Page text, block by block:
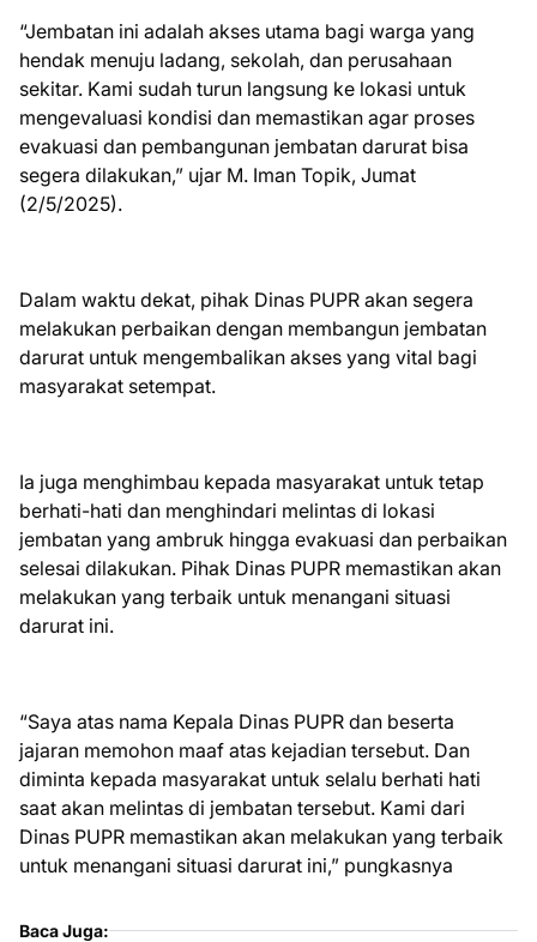
“Jembatan ini adalah akses utama bagi warga yang
hendak menuju ladang, sekolah, dan perusahaan
sekitar. Kami sudah turun langsung ke lokasi untuk
mengevaluasi kondisi dan memastikan agar proses
evakuasi dan pembangunan jembatan darurat bisa
segera dilakukan,” ujar M. Iman Topik, Jumat
(2/5/2025).
Dalam waktu dekat, pihak Dinas PUPR akan segera
melakukan perbaikan dengan membangun jembatan
darurat untuk mengembalikan akses yang vital bagi
masyarakat setempat.
Ia juga menghimbau kepada masyarakat untuk tetap
berhati-hati dan menghindari melintas di lokasi
jembatan yang ambruk hingga evakuasi dan perbaikan
selesai dilakukan. Pihak Dinas PUPR memastikan akan
melakukan yang terbaik untuk menangani situasi
darurat ini.
“Saya atas nama Kepala Dinas PUPR dan beserta
jajaran memohon maaf atas kejadian tersebut. Dan
diminta kepada masyarakat untuk selalu berhati hati
saat akan melintas di jembatan tersebut. Kami dari
Dinas PUPR memastikan akan melakukan yang terbaik
untuk menangani situasi darurat ini,” pungkasnya
Baca Juga: